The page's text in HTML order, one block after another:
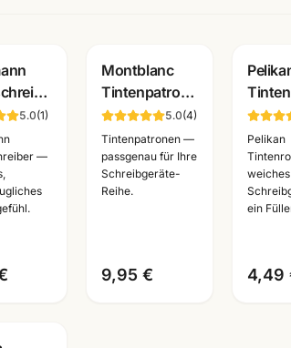
· 5.0(1)
—
Montblanc
Tintenpatronen
8er Pack · alle
Farben ·
passend für
Montblanc
Füller
5.0(4)
Tintenpatronen —
passgenau für Ihre
Schreibgeräte-
Reihe.
9,95 €
Minen
F/M/B
Refill für
Pelikan
weiches
ein
4,49